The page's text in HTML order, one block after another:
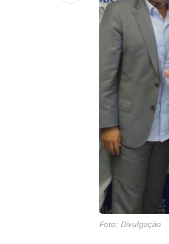
Foto: Divulgação